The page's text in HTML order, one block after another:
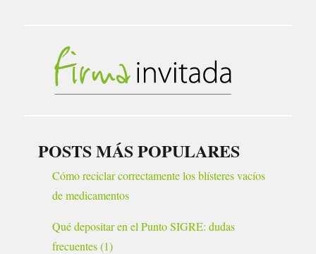
POSTS MÁS POPULARES
Cómo reciclar correctamente los blísteres vacíos
de medicamentos
Qué depositar en el Punto SIGRE: dudas
frecuentes (1)